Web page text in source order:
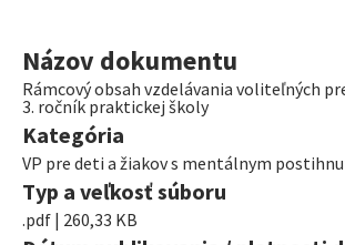
Názov dokumentu
Rámcový obsah vzdelávania voliteľných
3. ročník praktickej školy
Kategória
VP pre deti a žiakov s mentálnym
Typ a veľkosť súboru
.pdf | 260,33 KB